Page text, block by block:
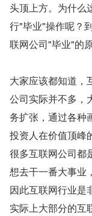
头顶上方。为什么
行"毕业"操作呢？
联网公司"毕业"的原
大家应该都知道，
公司实际并不多，
务扩张，通过各种
投资人在价值顶峰
很多互联网公司都
想去干一番大事业
因此互联网行业是
实际上大部分的互